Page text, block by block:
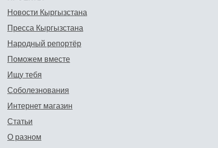
Новости Кыргызстана
Пресса Кыргызстана
Народный репортёр
Поможем вместе
Ищу тебя
Соболезнования
Интернет магазин
Статьи
О разном